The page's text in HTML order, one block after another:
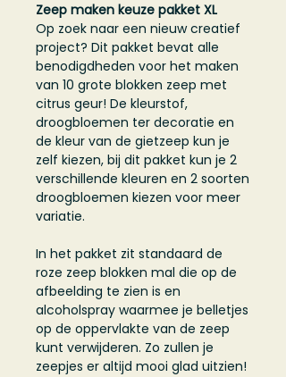
Zeep maken keuze pakket XL
Op zoek naar een nieuw creatief
project? Dit pakket bevat alle
benodigdheden voor het maken
van 10 grote blokken zeep met
citrus geur! De kleurstof,
droogbloemen ter decoratie en
de kleur van de gietzeep kun je
zelf kiezen, bij dit pakket kun je 2
verschillende kleuren en 2 soorten
droogbloemen kiezen voor meer
variatie.
In het pakket zit standaard de
roze zeep blokken mal die op de
afbeelding te zien is en
alcoholspray waarmee je belletjes
op de oppervlakte van de zeep
kunt verwijderen. Zo zullen je
zeepjes er altijd mooi glad uitzien!